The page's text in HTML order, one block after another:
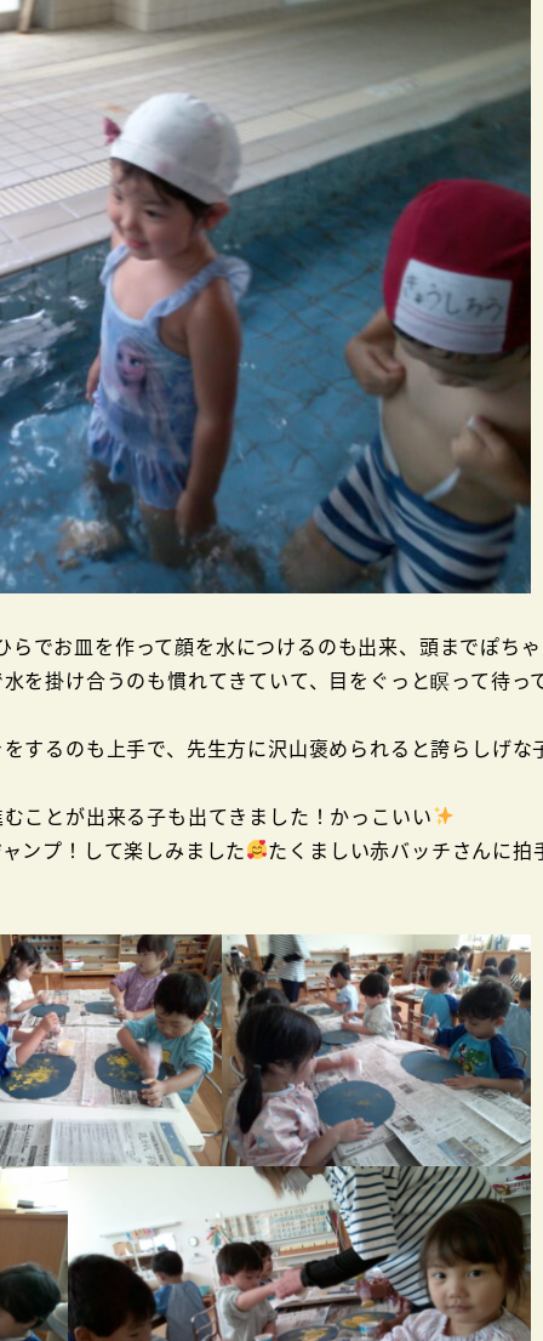
らでお皿を作って顔を水につけるのも出来、頭までぽち
を掛け合うのも慣れてきていて、目をぐっと瞑って待っ
するのも上手で、先生方に沢山褒められると誇らしげな
ことが出来る子も出てきました！かっこいい
ンプ！して楽しみました
たくましい赤バッチさんに拍